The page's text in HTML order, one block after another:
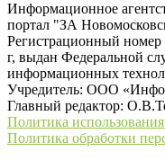
Информационное
портал "ЗА
Регистрационный
г, выдан Федеральной
информационных
Учредитель: ООО
Главный редактор:
Политика
Политика обработки